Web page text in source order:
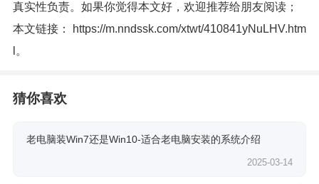
真实性负责。如果你觉得本文好，欢迎推荐给朋友阅读；
本文链接：
https://m.nndssk.com/xtwt/410841yNuLHV.htm
。
猜你喜欢
老电脑装Win7还是Win10-适合老电脑安装的系统介绍
2025-03-14